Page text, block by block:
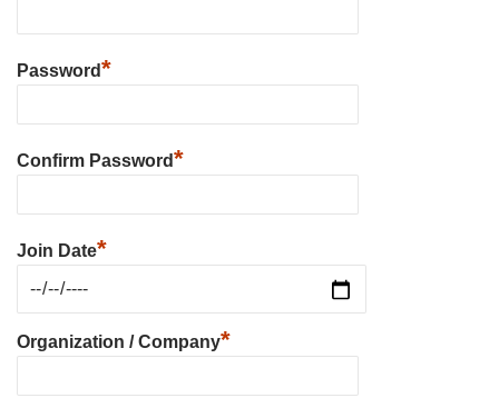
Password*
Confirm Password*
Join Date*
Organization / Company*